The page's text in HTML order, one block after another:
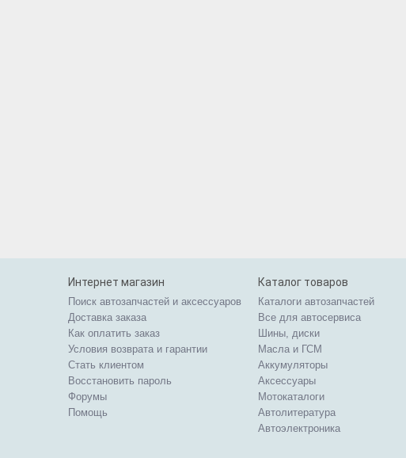
Интернет магазин
Поиск автозапчастей и аксессуаров
Доставка заказа
Как оплатить заказ
Условия возврата и гарантии
Стать клиентом
Восстановить пароль
Форумы
Помощь
Каталог товаров
Каталоги автозапчастей
Все для автосервиса
Шины, диски
Масла и ГСМ
Аккумуляторы
Аксессуары
Мотокаталоги
Автолитература
Автоэлектроника